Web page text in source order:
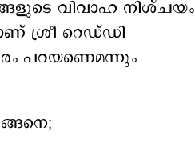
വിവാഹ നിശ്ചയം
ശ്രീ റെഡ്ഡി
പറയണെമന്നും